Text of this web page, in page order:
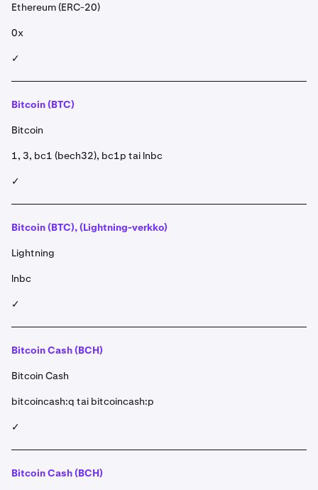
Ethereum (ERC-20)
0x
✓
Bitcoin (BTC)
Bitcoin
1, 3, bc1 (bech32), bc1p tai lnbc
✓
Bitcoin (BTC), (Lightning-verkko)
Lightning
lnbc
✓
Bitcoin Cash (BCH)
Bitcoin Cash
bitcoincash:q tai bitcoincash:p
✓
Bitcoin Cash (BCH)